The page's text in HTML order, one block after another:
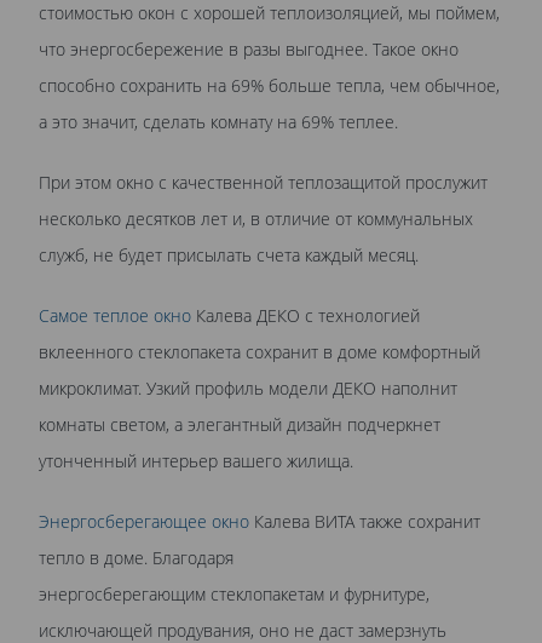
стоимостью окон с хорошей теплоизоляцией, мы поймем,
что энергосбережение в разы выгоднее. Такое окно
способно сохранить на 69% больше тепла, чем обычное,
а это значит, сделать комнату на 69% теплее.
При этом окно с качественной теплозащитой прослужит
несколько десятков лет и, в отличие от коммунальных
служб, не будет присылать счета каждый месяц.
Самое теплое окно Калева ДЕКО с технологией
вклеенного стеклопакета сохранит в доме комфортный
микроклимат. Узкий профиль модели ДЕКО наполнит
комнаты светом, а элегантный дизайн подчеркнет
утонченный интерьер вашего жилища.
Энергосберегающее окно Калева ВИТА также сохранит
тепло в доме. Благодаря
энергосберегающим стеклопакетам и фурнитуре,
исключающей продувания, оно не даст замерзнуть